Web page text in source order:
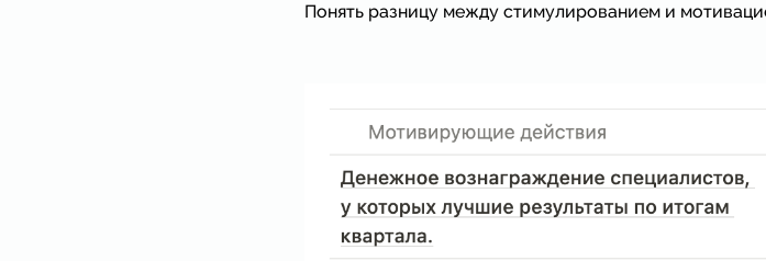
Понять разницу между стимулированием и